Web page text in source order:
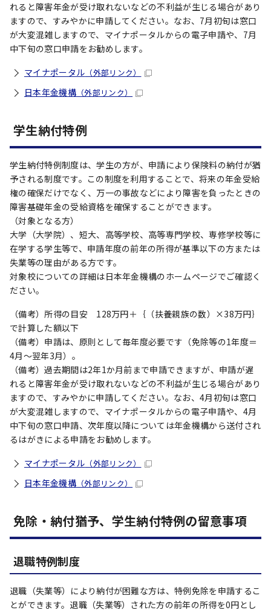
れると障害年金が受け取れないなどの不利益が生じる場合があり
ますので、すみやかに申請してください。なお、7月初旬は窓口
が大変混雑しますので、マイナポータルからの電子申請や、7月
中下旬の窓口申請をお勧めします。
マイナポータル （外部リンク）
日本年金機構（外部リンク）
学生納付特例
学生納付特例制度は、学生の方が、申請により保険料の納付が猶
予される制度です。この制度を利用することで、将来の年金受給
権の確保だけでなく、万一の事故などにより障害を負ったときの
障害基礎年金の受給資格を確保することができます。
（対象となる方）
大学（大学院）、短大、高等学校、高等専門学校、専修学校等に
在学する学生等で、申請年度の前年の所得が基準以下の方または
失業等の理由がある方です。
対象校についての詳細は日本年金機構のホームページでご確認く
ださい。
（備考）所得の目安 128万円＋｛（扶養親族の数）×38万円｝
で計算した額以下
（備考）申請は、原則として毎年度必要です（免除等の1年度＝
4月～翌年3月）。
（備考）過去期間は2年1か月前まで申請できますが、申請が遅
れると障害年金が受け取れないなどの不利益が生じる場合があり
ますので、すみやかに申請してください。なお、4月初旬は窓口
が大変混雑しますので、マイナポータルからの電子申請や、4月
中下旬の窓口申請、次年度以降については年金機構から送付され
るはがきによる申請をお勧めします。
マイナポータル （外部リンク）
日本年金機構（外部リンク）
免除・納付猶予、学生納付特例の留意事項
退職特例制度
退職（失業等）により納付が困難な方は、特例免除を申請するこ
とができます。退職（失業等）された方の前年の所得を0円とし